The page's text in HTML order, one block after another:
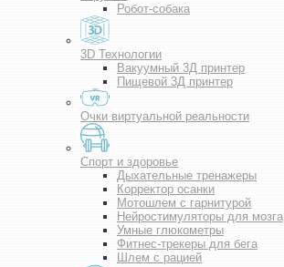
Робот-собака
3D Технологии
Вакуумный 3Д принтер
Пищевой 3Д принтер
Очки виртуальной реальности
Спорт и здоровье
Дыхательные тренажеры
Корректор осанки
Мотошлем с гарнитурой
Нейростимуляторы для мозга
Умные глюкометры
Фитнес-трекеры для бега
Шлем с рацией